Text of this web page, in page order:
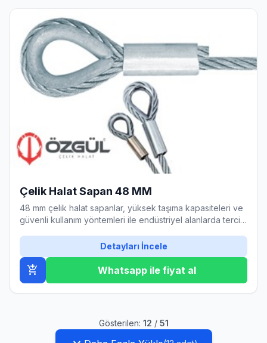
Çelik Halat Sapan 48 MM
48 mm çelik halat sapanlar, yüksek taşıma kapasiteleri ve
güvenli kullanım yöntemleri ile endüstriyel alanlarda tercih
Detayları İncele
add_shopping_cart Whatsapp ile fiyat al
Gösterilen: 12 / 51